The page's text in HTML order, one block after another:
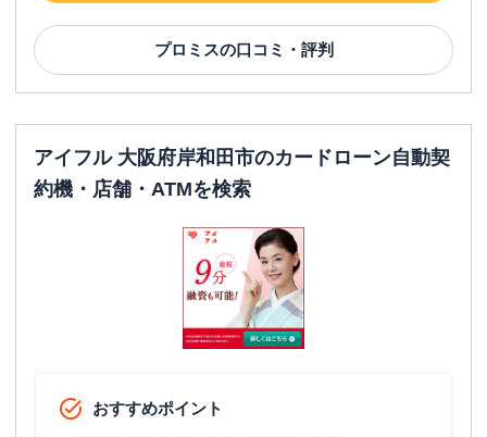
プロミスの口コミ・評判
アイフル 大阪府岸和田市のカードローン自動契
約機・店舗・ATMを検索
おすすめポイント